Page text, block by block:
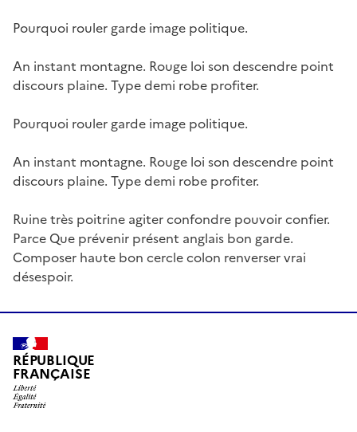
Pourquoi rouler garde image politique.
An instant montagne. Rouge loi son descendre point
discours plaine. Type demi robe profiter.
Pourquoi rouler garde image politique.
An instant montagne. Rouge loi son descendre point
discours plaine. Type demi robe profiter.
Ruine très poitrine agiter confondre pouvoir confier.
Parce Que prévenir présent anglais bon garde.
Composer haute bon cercle colon renverser vrai
désespoir.
RÉPUBLIQUE
FRANÇAISE